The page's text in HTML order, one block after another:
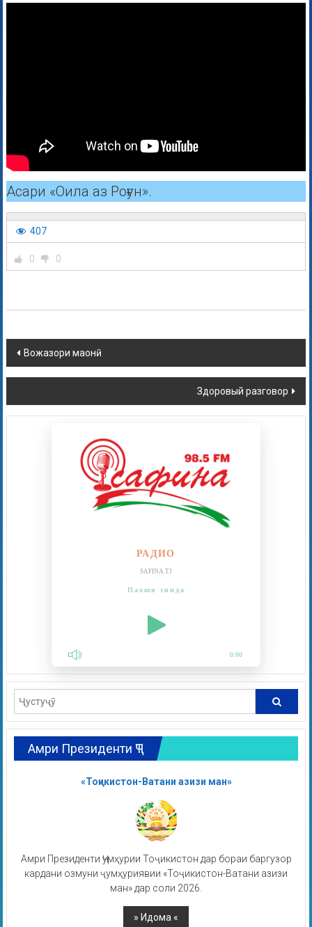
Асари «Оила аз Роғун».
407
0 0
Вожазори маонӣ
Здоровый разговор
РАДИО
SAFINA.TJ
Пахши зинда
0:00
Амри Президенти ҶТ
«Тоҷикистон-Ватани азизи ман»
Амри Президенти Ҷумҳурии Тоҷикистон дар бораи баргузор
кардани озмуни ҷумҳуриявии «Тоҷикистон-Ватани азизи
ман» дар соли 2026.